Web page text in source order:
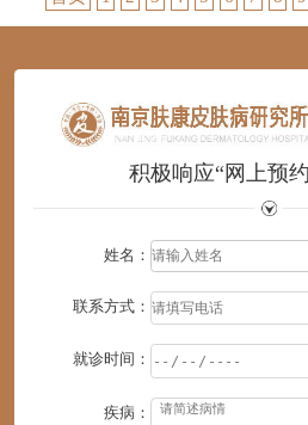
积极响应“网上预
姓名：
联系方式：
就诊时间：
疾病：